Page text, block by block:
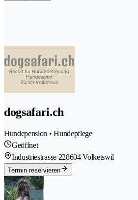
dogsafari.ch
Hundepension • Hundepflege
Geöffnet
Industriestrasse 228604 Volketswil
Termin reservieren